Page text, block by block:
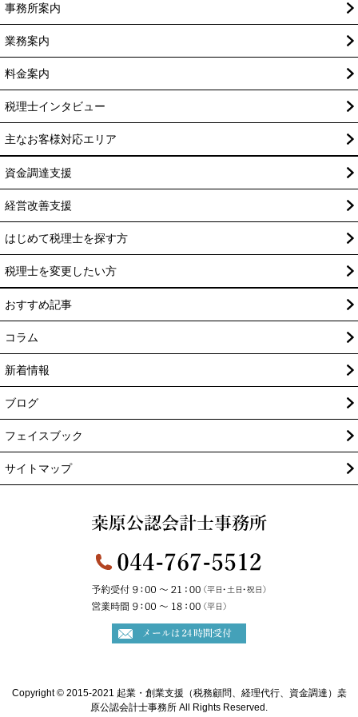
事務所案内
業務案内
料金案内
税理士インタビュー
主なお客様対応エリア
資金調達支援
経営改善支援
はじめて税理士を探す方
税理士を変更したい方
おすすめ記事
コラム
新着情報
ブログ
フェイスブック
サイトマップ
Copyright © 2015-2021 起業・創業支援（税務顧問、経理代行、資金調達）桒
原公認会計士事務所 All Rights Reserved.